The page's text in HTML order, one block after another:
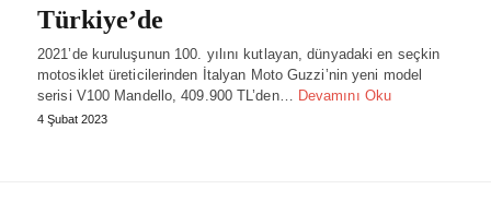
Türkiye’de
2021’de kuruluşunun 100. yılını kutlayan, dünyadaki en seçkin
motosiklet üreticilerinden İtalyan Moto Guzzi’nin yeni model
serisi V100 Mandello, 409.900 TL’den… Devamını Oku
4 Şubat 2023